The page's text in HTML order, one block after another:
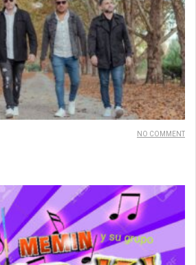
NO COMMENT